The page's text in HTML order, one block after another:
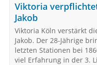
Viktoria
Jakob
Viktoria Köln verstärkt
Jakob. Der 28-Jährige
letzten Stationen bei
viel Erfahrung in der 3.